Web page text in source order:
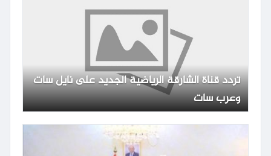
تردد قناة الشارقة الرياضية الجديد على نايل سات
وعرب سات